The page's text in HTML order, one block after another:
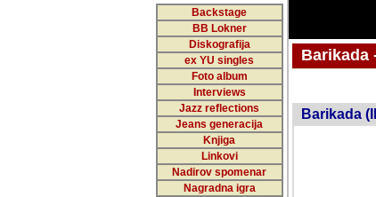
Backstage
BB Lokner
Diskografija
ex YU singles
Foto album
Interviews
Jazz reflections
Jeans generacija
Knjiga
Linkovi
Nadirov spomenar
Nagradna igra
Barikada
Barikada